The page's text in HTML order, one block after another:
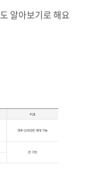
알아보기로 해요